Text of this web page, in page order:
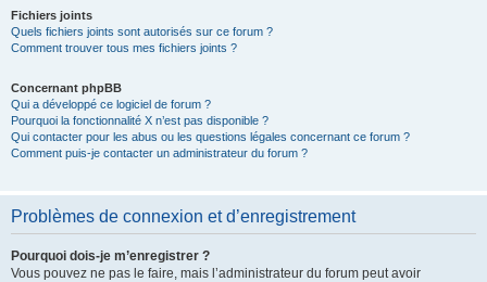
Fichiers joints
Quels fichiers joints sont autorisés sur ce forum ?
Comment trouver tous mes fichiers joints ?
Concernant phpBB
Qui a développé ce logiciel de forum ?
Pourquoi la fonctionnalité X n’est pas disponible ?
Qui contacter pour les abus ou les questions légales concernant ce forum ?
Comment puis-je contacter un administrateur du forum ?
Problèmes de connexion et d’enregistrement
Pourquoi dois-je m’enregistrer ?
Vous pouvez ne pas le faire, mais l’administrateur du forum peut avoir